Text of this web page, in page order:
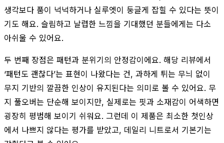
생각보다 품이 넉넉하거나 실루엣이 둥글게 잡힐 수 있다는 뜻이
기도 해요. 슬림하고 날렵한 느낌을 기대했던 분들에게는 다소
아쉬울 수 있어요.
두 번째 장점은 패턴과 분위기의 안정감이에요. 해당 리뷰에서
‘패턴도 괜찮다’는 표현이 나왔다는 건, 과하게 튀는 무늬 없이
무지 기반의 깔끔한 인상이 유지된다는 의미로 볼 수 있어요. 무
지 풀오버는 단순해 보이지만, 실제로는 핏과 소재감이 어색하면
굉장히 평범해 보이기 쉬워요. 그런데 이 제품은 최소한 첫인상
에서 나쁘지 않다는 평가를 받았고, 데일리 니트로서 기본기는